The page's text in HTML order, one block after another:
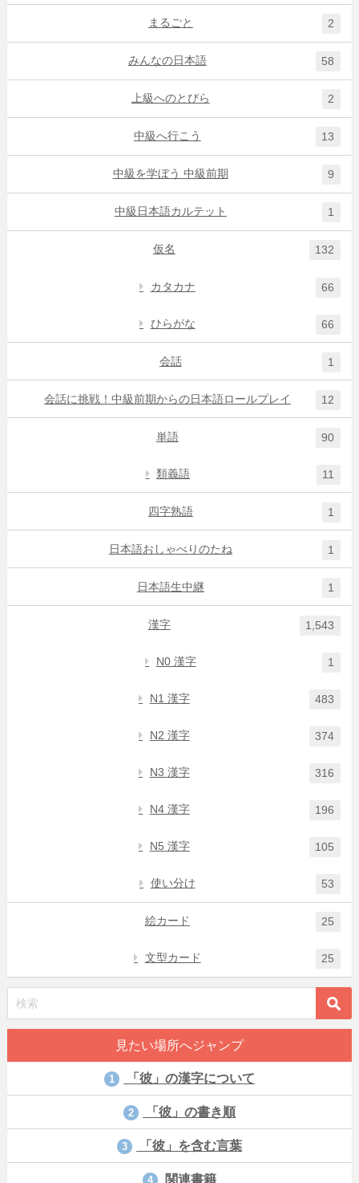
まるごと 2
みんなの日本語 58
上級へのとびら 2
中級へ行こう 13
中級を学ぼう 中級前期 9
中級日本語カルテット 1
仮名 132
カタカナ 66
ひらがな 66
会話 1
会話に挑戦！中級前期からの日本語ロールプレイ 12
単語 90
類義語 11
四字熟語 1
日本語おしゃべりのたね 1
日本語生中継 1
漢字 1,543
N0 漢字 1
N1 漢字 483
N2 漢字 374
N3 漢字 316
N4 漢字 196
N5 漢字 105
使い分け 53
絵カード 25
文型カード 25
見たい場所へジャンプ
1 「彼」の漢字について
2 「彼」の書き順
3 「彼」を含む言葉
4 関連書籍